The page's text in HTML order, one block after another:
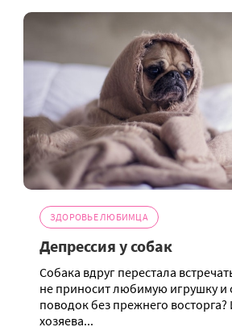
ЗДОРОВЬЕ ЛЮБИМЦА
Депрессия у собак
Собака вдруг перестала
не приносит любимую игрушку и
поводок без прежнего восторга?
хозяева...